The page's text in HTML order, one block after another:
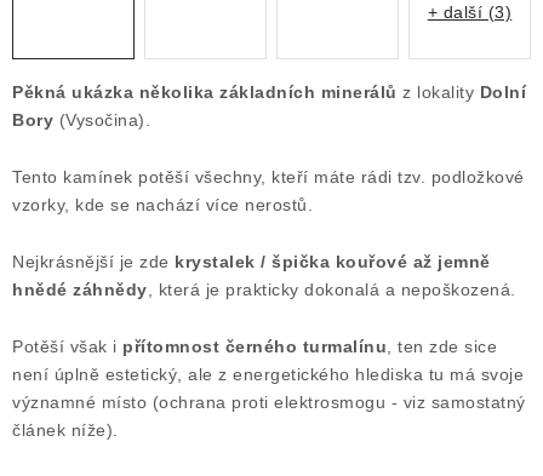
Výkup minerálů a drahých kamenů
Formulář pro odstoupení od smlouvy
Pěkná ukázka několika základních minerálů z lokality Dolní
Bory (Vysočina).
Tento kamínek potěší všechny, kteří máte rádi tzv. podložkové
vzorky, kde se nachází více nerostů.
Nejkrásnější je zde krystalek / špička kouřové až jemně
hnědé záhnědy , která je prakticky dokonalá a nepoškozená.
Potěší však i přítomnost černého turmalínu , ten zde sice
není úplně estetický, ale z energetického hlediska tu má svoje
významné místo (ochrana proti elektrosmogu - viz samostatný
článek níže).
+ další (3)